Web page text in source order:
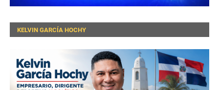
KELVIN GARCÍA HOCHY